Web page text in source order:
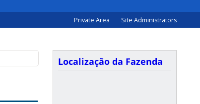
Private Area Site Administrators
Localização da Fazenda